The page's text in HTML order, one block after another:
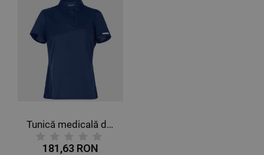
Tunică medicală de damă CHEROKEE ALBASTRU ÎNCHIS WWE698
181,63 RON
DE TARGETARE
DE FUNCŢIONALITATE
NECLASIFICATE